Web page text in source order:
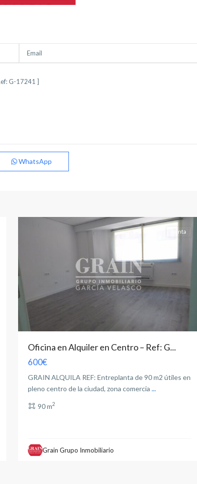
WhatsApp
Feria
San
Pablo,
Albacete
Venta
Oficina en Alquiler en Centro – Ref: G...
600€
GRAIN ALQUILA REF: Entreplanta de 90 m2 útiles en
pleno centro de la ciudad, zona comercia ...
90 m2
Grain Grupo Inmobiliario